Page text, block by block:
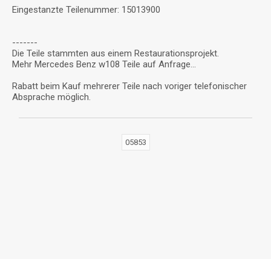
Eingestanzte Teilenummer: 15013900
-------
Die Teile stammten aus einem Restaurationsprojekt.
Mehr Mercedes Benz w108 Teile auf Anfrage...
Rabatt beim Kauf mehrerer Teile nach voriger telefonischer
Absprache möglich.
05853